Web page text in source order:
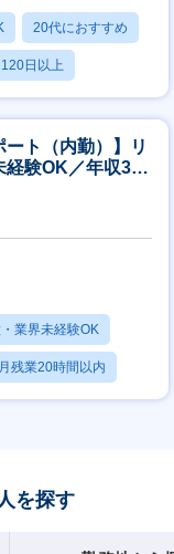
20代におすすめ
日以上
ート（内勤）】リ
経験OK／年収340
日
業界未経験OK
月残業20時間以内
を探す